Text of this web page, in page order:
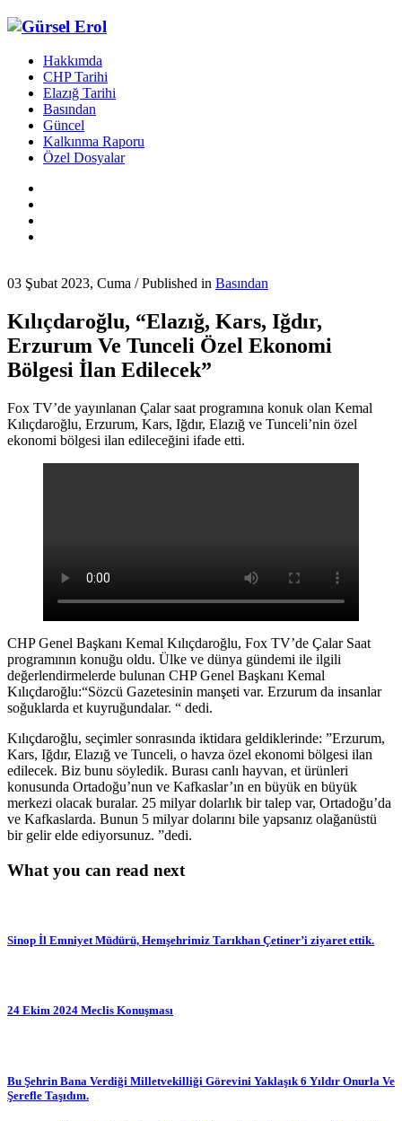
Hakkımda
CHP Tarihi
Elazığ Tarihi
Basından
Güncel
Kalkınma Raporu
Özel Dosyalar
03 Şubat 2023, Cuma /Published in Basından
Kılıçdaroğlu, “Elazığ, Kars, Iğdır,
Erzurum Ve Tunceli Özel Ekonomi
Bölgesi İlan Edilecek”
Fox TV’de yayınlanan Çalar saat programına konuk olan Kemal
Kılıçdaroğlu, Erzurum, Kars, Iğdır, Elazığ ve Tunceli’nin özel
ekonomi bölgesi ilan edileceğini ifade etti.
CHP Genel Başkanı Kemal Kılıçdaroğlu, Fox TV’de Çalar Saat
programının konuğu oldu. Ülke ve dünya gündemi ile ilgili
değerlendirmelerde bulunan CHP Genel Başkanı Kemal
Kılıçdaroğlu:“Sözcü Gazetesinin manşeti var. Erzurum da insanlar
soğuklarda et kuyruğundalar. “ dedi.
Kılıçdaroğlu, seçimler sonrasında iktidara geldiklerinde: ”Erzurum,
Kars, Iğdır, Elazığ ve Tunceli, o havza özel ekonomi bölgesi ilan
edilecek. Biz bunu söyledik. Burası canlı hayvan, et ürünleri
konusunda Ortadoğu’nun ve Kafkaslar’ın en büyük en büyük
merkezi olacak buralar. 25 milyar dolarlık bir talep var, Ortadoğu’da
ve Kafkaslarda. Bunun 5 milyar dolarını bile yapsanız olağanüstü
bir gelir elde ediyorsunuz. ”dedi.
What you can read next
Sinop İl Emniyet Müdürü, Hemşehrimiz Tarıkhan Çetiner’i ziyaret ettik.
24 Ekim 2024 Meclis Konuşması
Bu Şehrin Bana Verdiği Milletvekilliği Görevini Yaklaşık 6 Yıldır Onurla Ve
Şerefle Taşıdım.